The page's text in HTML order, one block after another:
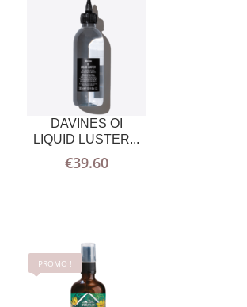
DAVINES OI
LIQUID LUSTER...
€39.60
PROMO !
AJOUTER
AU PANIER
PLUS
D'INFOS